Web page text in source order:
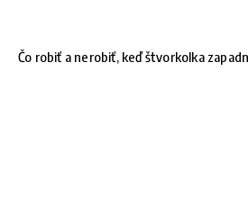
Čo robiť a nerobiť, keď štvorkolka